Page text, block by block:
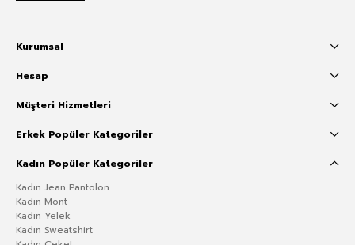
Kurumsal
Hesap
Müşteri Hizmetleri
Erkek Popüler Kategoriler
Kadın Popüler Kategoriler
Kadın Jean Pantolon
Kadın Mont
Kadın Yelek
Kadın Sweatshirt